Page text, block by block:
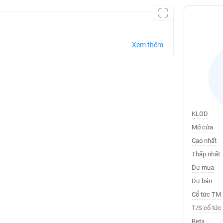
Xem thêm
KLGD
Mở cửa
Cao nhất
Thấp nhất
Dư mua
Dư bán
Cổ tức TM
T/S cổ tức
Beta